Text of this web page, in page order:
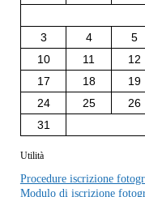
3
4 5
10
11 12
17
18 19
24
25 26
31
Utilità
Procedure iscrizione
Modulo di iscrizione